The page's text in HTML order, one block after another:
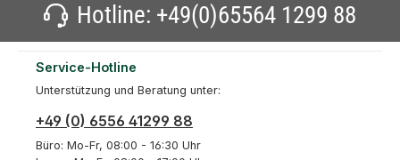
Hotline: +49(0)65564 1299 88
Service-Hotline
Unterstützung und Beratung unter:
+49 (0) 6556 41299 88
Büro: Mo-Fr, 08:00 - 16:30 Uhr